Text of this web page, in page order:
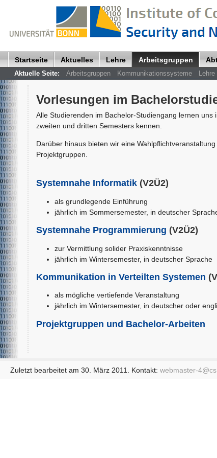
Startseite Aktuelles Lehre Arbeitsgruppen
Aktuelle Seite: Arbeitsgruppen Kommunikationssysteme
Vorlesungen im
Alle Studierenden im Bachelor-Studiengang lernen uns
zweiten und dritten Semesters kennen.
Darüber hinaus bieten wir eine
Projektgruppen.
Systemnahe Informatik(V2Ü2)
als grundlegende Einführung
jährlich im Sommersemester, in deutscher
Systemnahe Programmierung (V2Ü2)
zur Vermittlung solider Praxiskenntnisse
jährlich im Wintersemester, in deutscher Sprache
Kommunikation in Verteilten Systemen
als mögliche vertiefende Veranstaltung
jährlich im Wintersemester, in deutscher oder
Projektgruppen und Bachelor-Arbeiten
Zuletzt bearbeitet am 30. März 2011. Kontakt: webmaster-4@